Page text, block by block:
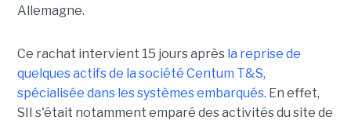
Allemagne.
Ce rachat intervient 15 jours après la reprise de
quelques actifs de la société Centum T&S,
spécialisée dans les systèmes embarqués. En effet,
SII s'était notamment emparé des activités du site de